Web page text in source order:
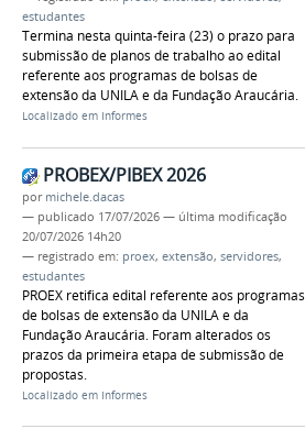
estudantes
Termina nesta quinta-feira (23) o prazo para
submissão de planos de trabalho ao edital
referente aos programas de bolsas de
extensão da UNILA e da Fundação Araucária.
Localizado em Informes
PROBEX/PIBEX 2026
por michele.dacas
— publicado 17/07/2026 — última modificação
20/07/2026 14h20
— registrado em: proex, extensão, servidores,
estudantes
PROEX retifica edital referente aos programas
de bolsas de extensão da UNILA e da
Fundação Araucária. Foram alterados os
prazos da primeira etapa de submissão de
propostas.
Localizado em Informes